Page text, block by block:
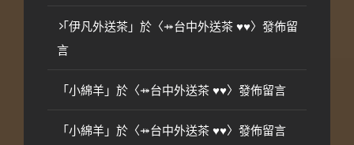
「伊凡外送茶 」於〈⤀台中外送茶 ♥♥〉發佈留
言
「小綿羊 」於〈⤀台中外送茶 ♥♥〉發佈留言
「小綿羊 」於〈⤀台中外送茶 ♥♥〉發佈留言